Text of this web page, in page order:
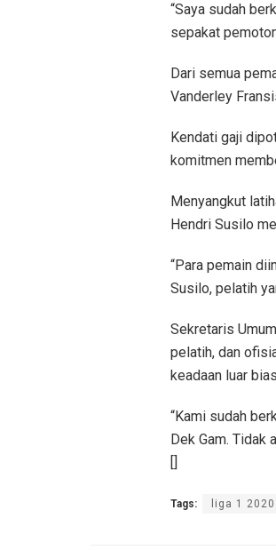
“Saya sudah
sepakat
Dari semua
Vanderley
Kendati gaji
komitmen
Menyangkut
Hendri Susilo
“Para pemain
Susilo, pelatih
Sekretaris
pelatih, dan
keadaan luar
“Kami sudah
Dek Gam. Tidak
[]
Tags: liga 1 2020